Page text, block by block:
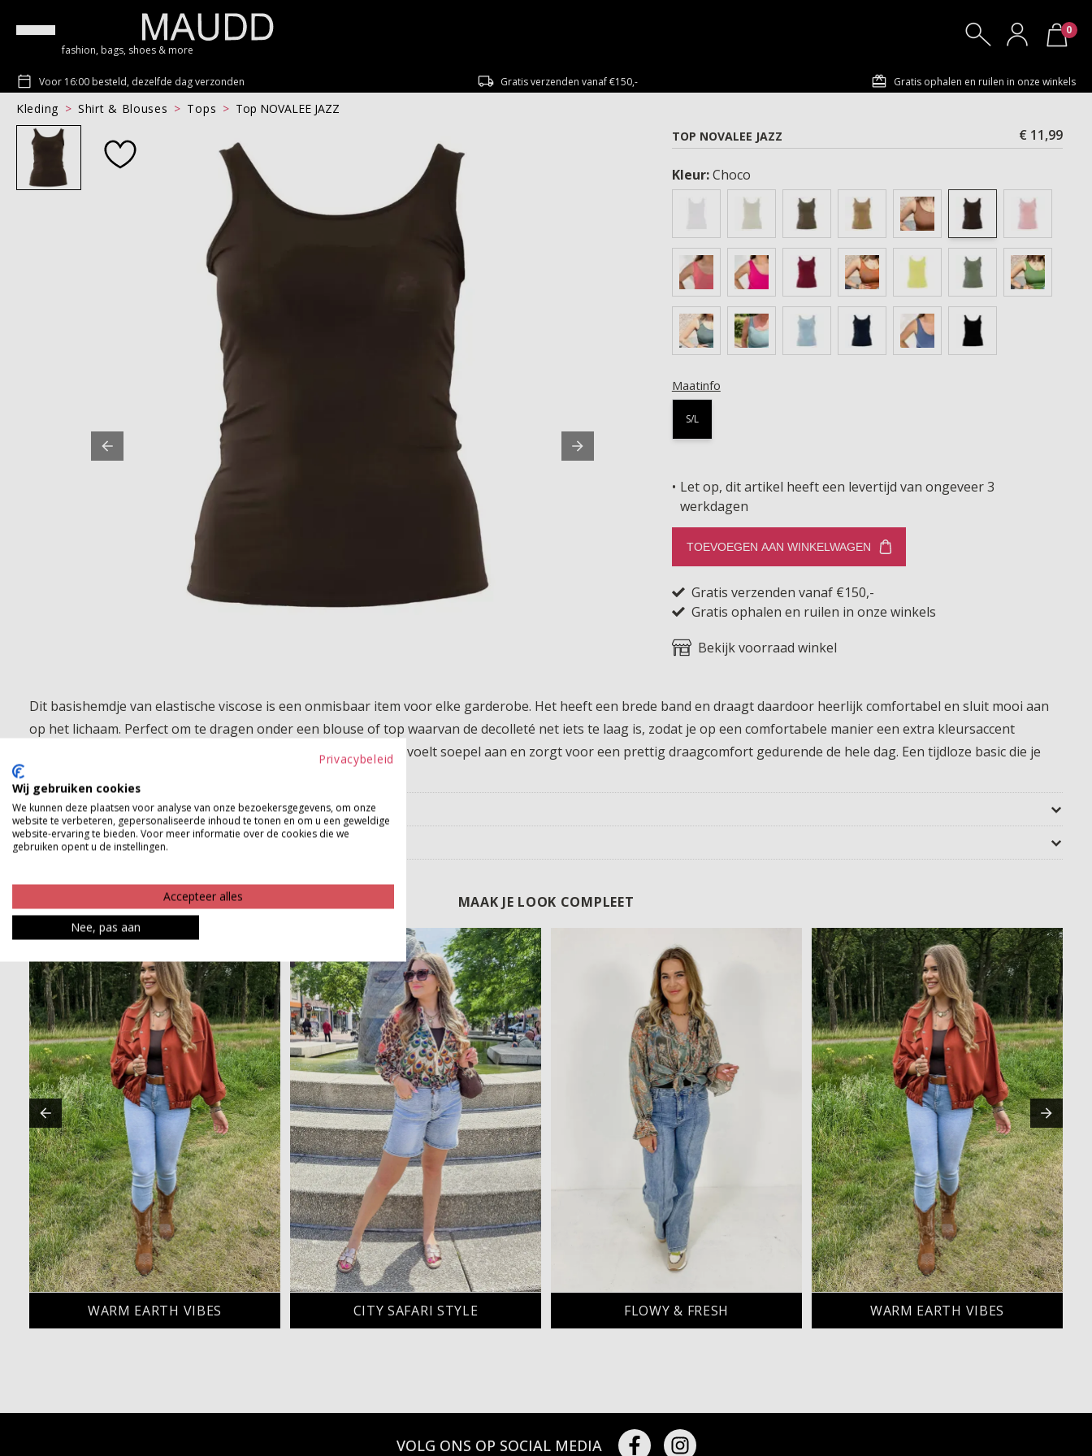
fashion, bags, shoes & more
0
Voor 16:00 besteld, dezelfde dag verzonden Gratis verzenden vanaf €150,- Gratis ophalen en ruilen in onze winkels
Kleding Shirt & Blouses Tops
Top NOVALEE JAZZ
TOP NOVALEE JAZZ
€ 11,99
Kleur:Choco
Maatinfo
S/L
Let op, dit artikel heeft een levertijd van ongeveer 3
werkdagen
TOEVOEGEN AAN WINKELWAGEN
Gratis verzenden vanaf €150,-
Gratis ophalen en ruilen in onze winkels
Bekijk voorraad winkel
Dit basishemdje van elastische viscose is een onmisbaar item voor elke garderobe. Het heeft een brede band en draagt daardoor heerlijk comfortabel en sluit mooi aan
op het lichaam. Perfect om te dragen onder een blouse of top waarvan de decolleté net iets te laag is, zodat je op een comfortabele manier een extra kleursaccent
toevoegt en je outfit netjes blijft. Het zachte viscose materiaal voelt soepel aan en zorgt voor een prettig draagcomfort gedurende de hele dag. Een tijdloze basic die je
Product kenmerken
Betaalinformatie
MAAK JE LOOK COMPLEET
WARM EARTH VIBES CITY SAFARI STYLE FLOWY & FRESH WARM EARTH VIBES
VOLG ONS OP SOCIAL MEDIA
Privacybeleid
Wij gebruiken cookies
We kunnen deze plaatsen voor analyse van onze bezoekersgegevens, om onze
website te verbeteren, gepersonaliseerde inhoud te tonen en om u een geweldige
website-ervaring te bieden. Voor meer informatie over de cookies die we
gebruiken opent u de instellingen.
Accepteer alles
Nee, pas aan